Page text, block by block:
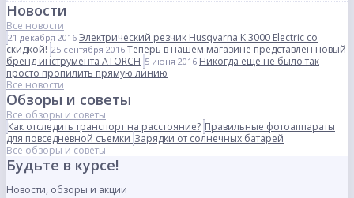
Новости
Все новости
21 декабря 2016 Электрический резчик Husqvarna K 3000 Electric со
скидкой! 25 сентября 2016 Теперь в нашем магазине представлен новый
бренд инструмента ATORCH 5 июня 2016 Никогда еще не было так
просто пропилить прямую линию
Все новости
Обзоры и советы
Все обзоры и советы
Как отследить транспорт на расстояние? Правильные фотоаппараты
для повседневной съемки Зарядки от солнечных батарей
Все обзоры и советы
Будьте в курсе!
Новости, обзоры и акции